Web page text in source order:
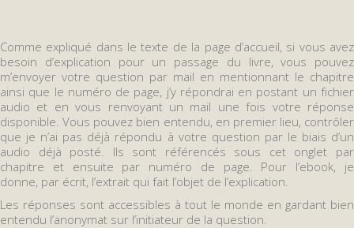
Comme expliqué dans le texte de la page d’accueil, si vous avez
besoin d’explication pour un passage du livre, vous pouvez
m’envoyer votre question par mail en mentionnant le chapitre
ainsi que le numéro de page, j’y répondrai en postant un fichier
audio et en vous renvoyant un mail une fois votre réponse
disponible. Vous pouvez bien entendu, en premier lieu, contrôler
que je n’ai pas déjà répondu à votre question par le biais d’un
audio déjà posté. Ils sont référencés sous cet onglet par
chapitre et ensuite par numéro de page. Pour l’ebook, je
donne, par écrit, l’extrait qui fait l’objet de l’explication.
Les réponses sont accessibles à tout le monde en gardant bien
entendu l’anonymat sur l’initiateur de la question.